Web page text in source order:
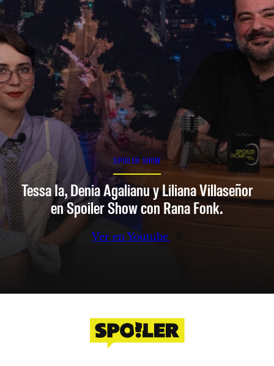
SPOILER SHOW
Tessa Ia, Denia Agalianu y Liliana Villaseñor
en Spoiler Show con Rana Fonk.
Ver en Youtube